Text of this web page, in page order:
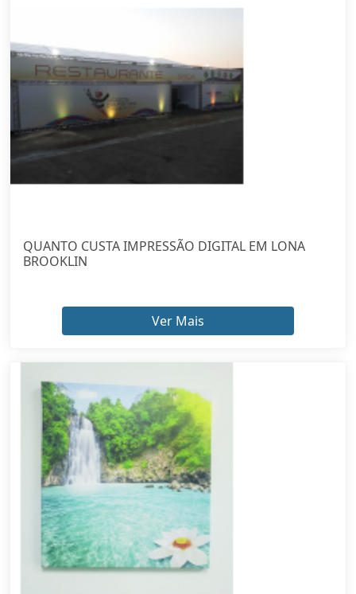
QUANTO CUSTA IMPRESSÃO DIGITAL EM LONA
BROOKLIN
Ver Mais